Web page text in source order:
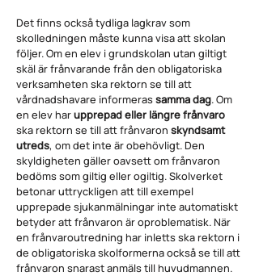
Det finns också tydliga lagkrav som
skolledningen måste kunna visa att skolan
följer. Om en elev i grundskolan utan giltigt
skäl är frånvarande från den obligatoriska
verksamheten ska rektorn se till att
vårdnadshavare informerassamma dag. Om
en elev harupprepad eller längre frånvaro
ska rektorn se till att frånvaron skyndsamt
utreds, om det inte är obehövligt. Den
skyldigheten gäller oavsett om frånvaron
bedöms som giltig eller ogiltig. Skolverket
betonar uttryckligen att till exempel
upprepade sjukanmälningar inte automatiskt
betyder att frånvaron är oproblematisk. När
en frånvaroutredning har inletts ska rektorn i
de obligatoriska skolformerna också se till att
frånvaron snarast anmäls till huvudmannen.